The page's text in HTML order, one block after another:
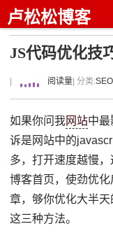
卢松松博客
JS代码优化技
阅读量 | 分类:
如果你问我网站中最
诉是网站中的
多，打开速度越慢
博客首页，使劲优
章，够你优化大半
这三种方法。